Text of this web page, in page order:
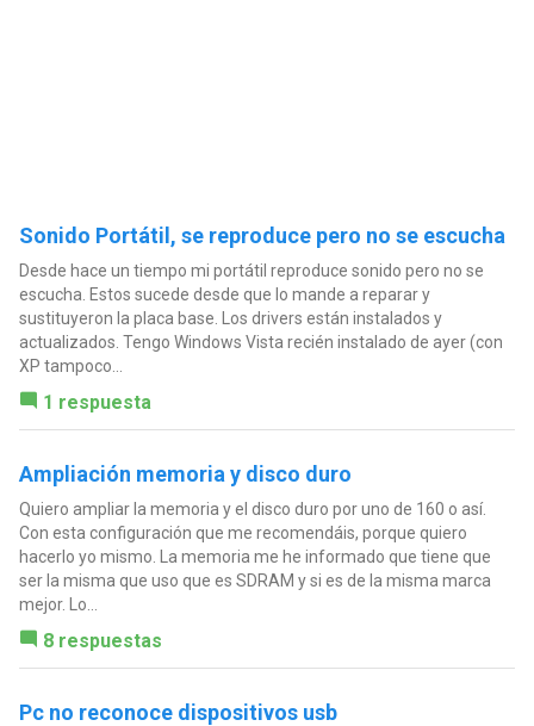
Sonido Portátil, se reproduce pero no se escucha
Desde hace un tiempo mi portátil reproduce sonido pero no se
escucha. Estos sucede desde que lo mande a reparar y
sustituyeron la placa base. Los drivers están instalados y
actualizados. Tengo Windows Vista recién instalado de ayer (con
XP tampoco...
1 respuesta
Ampliación memoria y disco duro
Quiero ampliar la memoria y el disco duro por uno de 160 o así.
Con esta configuración que me recomendáis, porque quiero
hacerlo yo mismo. La memoria me he informado que tiene que
ser la misma que uso que es SDRAM y si es de la misma marca
mejor. Lo...
8 respuestas
Pc no reconoce dispositivos usb